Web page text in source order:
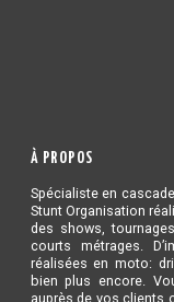
À PROPOS
Spécialiste en
Stunt Organisation
des shows,
courts métrages.
réalisées en moto:
bien plus encore.
auprès de vos clients